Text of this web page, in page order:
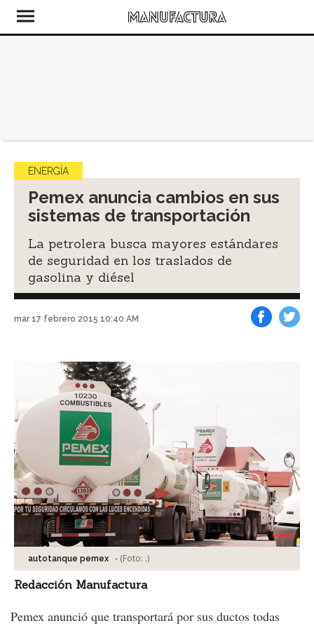
ENERGÍA
Pemex anuncia cambios en sus
sistemas de transportación
La petrolera busca mayores estándares
de seguridad en los traslados de
gasolina y diésel
mar 17 febrero 2015 10:40 AM
autotanque pemex - (Foto: .)
Redacción Manufactura
Pemex anunció que transportará por sus ductos todas